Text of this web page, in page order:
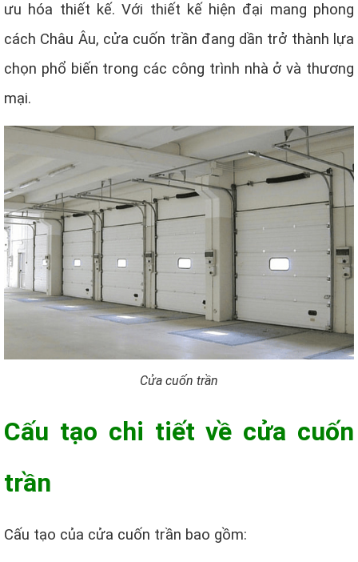
ưu hóa thiết kế. Với thiết kế hiện đại mang phong
cách Châu Âu, cửa cuốn trần đang dần trở thành lựa
chọn phổ biến trong các công trình nhà ở và thương
mại.
Cửa cuốn trần
Cấu tạo chi tiết về cửa cuốn
trần
Cấu tạo của cửa cuốn trần bao gồm: